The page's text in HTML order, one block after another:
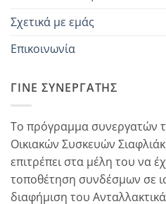
Σχετικά με εμάς
Επικοινωνία
ΓΊΝΕ ΣΥΝΕΡΓΆΤΗΣ
Το πρόγραμμα συνεργατών
Οικιακών Συσκευών
επιτρέπει στα μέλη του να
τοποθέτηση συνδέσμων σε
διαφήμιση του